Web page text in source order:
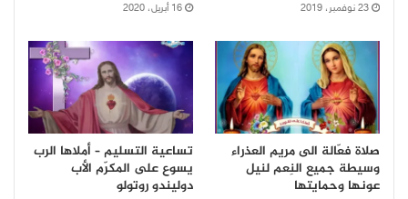
23 نوفمبر، 2019 16 أبريل، 2020
صلاة فعّالة الى مريم العذراء
وسيطة جميع النِعم لنيل
عونها وحمايتها
تساعية التسليم – أملاها الرب
يسوع على المكرّم الأب
دوليندو روتولو